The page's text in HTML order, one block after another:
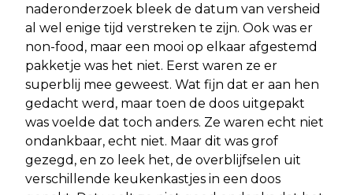
naderonderzoek bleek de datum van versheid
al wel enige tijd verstreken te zijn. Ook was er
non-food, maar een mooi op elkaar afgestemd
pakketje was het niet. Eerst waren ze er
superblij mee geweest. Wat fijn dat er aan hen
gedacht werd, maar toen de doos uitgepakt
was voelde dat toch anders. Ze waren echt niet
ondankbaar, echt niet. Maar dit was grof
gezegd, en zo leek het, de overblijfselen uit
verschillende keukenkastjes in een doos